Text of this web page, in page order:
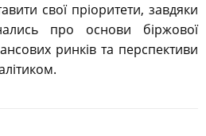
свої пріоритети, завдяки
про основи біржової
ринків та перспективи